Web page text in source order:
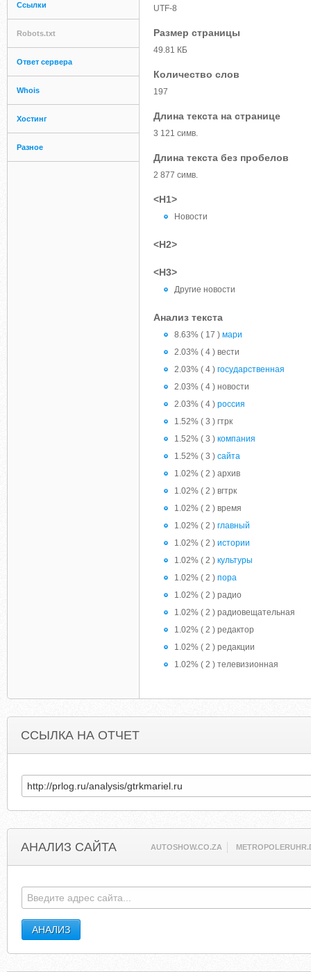
Ссылки
Robots.txt
Ответ сервера
Whois
Хостинг
Разное
UTF-8
Размер страницы
49.81 КБ
Количество слов
197
Длина текста на странице
3 121 симв.
Длина текста без пробелов
2 877 симв.
<H1>
Новости
<H2>
<H3>
Другие новости
Анализ текста
8.63% ( 17 ) мари
2.03% ( 4 ) вести
2.03% ( 4 ) государственная
2.03% ( 4 ) новости
2.03% ( 4 ) россия
1.52% ( 3 ) гтрк
1.52% ( 3 ) компания
1.52% ( 3 ) сайта
1.02% ( 2 ) архив
1.02% ( 2 ) вгтрк
1.02% ( 2 ) время
1.02% ( 2 ) главный
1.02% ( 2 ) истории
1.02% ( 2 ) культуры
1.02% ( 2 ) пора
1.02% ( 2 ) радио
1.02% ( 2 ) радиовещательная
1.02% ( 2 ) редактор
1.02% ( 2 ) редакции
1.02% ( 2 ) телевизионная
ССЫЛКА НА ОТЧЕТ
АНАЛИЗ САЙТА AUTOSHOW.CO.ZA